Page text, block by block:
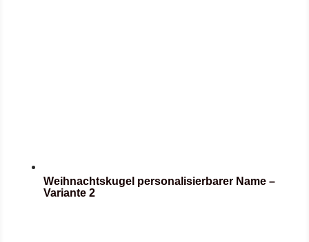
Weihnachtskugel personalisierbarer Name –
Variante 2